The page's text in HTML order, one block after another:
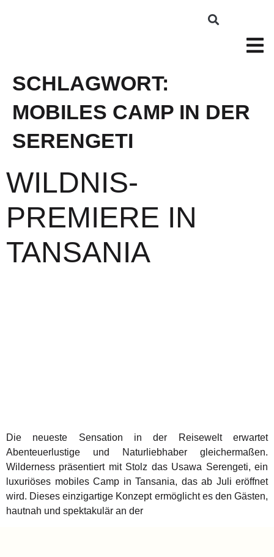
SCHLAGWORT:
MOBILES CAMP IN DER
SERENGETI
WILDNIS-
PREMIERE IN
TANSANIA
Die neueste Sensation in der Reisewelt erwartet
Abenteuerlustige und Naturliebhaber gleichermaßen.
Wilderness präsentiert mit Stolz das Usawa Serengeti, ein
luxuriöses mobiles Camp in Tansania, das ab Juli eröffnet
wird. Dieses einzigartige Konzept ermöglicht es den Gästen,
hautnah und spektakulär an der